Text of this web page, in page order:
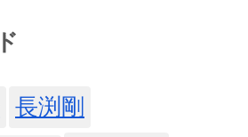
長渕剛